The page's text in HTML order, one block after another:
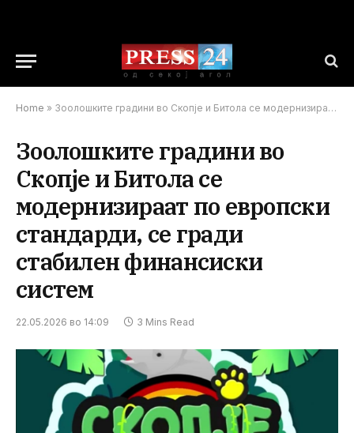
Home » Зоолошките градини во Скопје и Битола се модернизираат по европски стандарди, се гради стабилен финансиски систем
Зоолошките градини во
Скопје и Битола се
модернизираат по европски
стандарди, се гради
стабилен финансиски
систем
22.05.2026 во 14:09 3 Mins Read